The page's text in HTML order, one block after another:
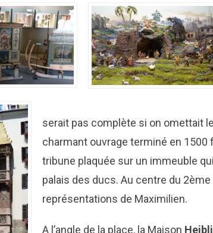
serait pas complète si on omettait le
charmant ouvrage terminé en 1500
tribune plaquée sur un immeuble
palais des ducs. Au centre du
représentations de Maximilien.
A l’angle de la place, la Maison